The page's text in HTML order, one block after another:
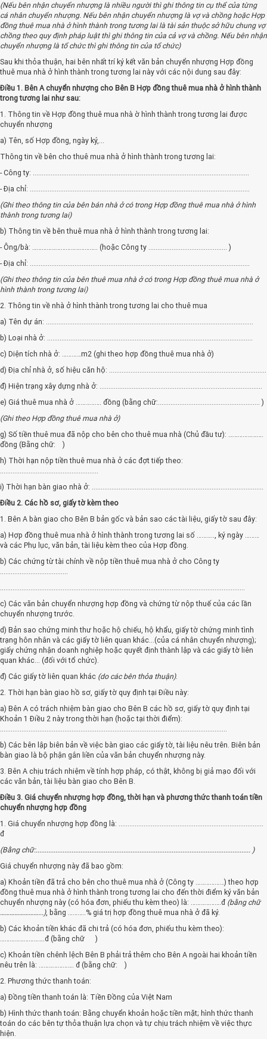
(Nếu bên nhận chuyển nhượng là nhiều người thì ghi thông tin cụ thể của từng
cá nhân chuyển nhượng. Nếu bên nhận chuyển nhượng là vợ và chồng hoặc Hợp
đồng thuê mua nhà ở hình thành trong tương lai là tài sản thuộc sở hữu chung vợ
chồng theo quy định pháp luật thì ghi thông tin của cả vợ và chồng. Nếu bên nhận
chuyển nhượng là tổ chức thì ghi thông tin của tổ chức)
Sau khi thỏa thuận, hai bên nhất trí ký kết văn bản chuyển nhượng Hợp đồng
thuê mua nhà ở hình thành trong tương lai này với các nội dung sau đây:
Điều 1. Bên A chuyển nhượng cho Bên B Hợp đồng thuê mua nhà ở hình thành
trong tương lai như sau:
1. Thông tin về Hợp đồng thuê mua nhà ờ hình thành trong tương lai được
chuyển nhượng
a) Tên, số Hợp đồng, ngày ký,...
Thông tin về bên cho thuê mua nhà ở hình thành trong tương lai:
- Công ty: .........................................................................................................................
- Địa chỉ: ...........................................................................................................................
(Ghi theo thông tin của bên bán nhà ở có trong Hợp đồng thuê mua nhà ở hình
thành trong tương lai)
b) Thông tin về bên thuê mua nhà ở hình thành trong tương lai:
- Ông/bà: ………………………………….. (hoặc Công ty ............................................ )
- Địa chỉ: ...........................................................................................................................
(Ghi theo thông tin của bên thuê mua nhà ở có trong Hợp đồng thuê mua nhà ở
hình thành trong tương lai)
2. Thông tin về nhà ở hình thành trong tương lai cho thuê mua
a) Tên dự án: ....................................................................................................................
b) Loại nhà ở: ...................................................................................................................
c) Diện tích nhà ở: …………m2 (ghi theo hợp đồng thuê mua nhà ở)
d) Địa chỉ nhà ở, số hiệu căn hộ: ........................................................................................
đ) Hiện trạng xây dựng nhà ở: ...........................................................................................
e) Giá thuê mua nhà ở ……………. đồng (bằng chữ:......................................................... )
(Ghi theo Hợp đồng thuê mua nhà ở)
g) Số tiền thuê mua đã nộp cho bên cho thuê mua nhà (Chủ đầu tư): ………………….
đồng (Bằng chữ: )
h) Thời hạn nộp tiền thuê mua nhà ở các đợt tiếp theo:
.......................................................
i) Thời hạn bàn giao nhà ở: ................................................................................................
Điều 2. Các hồ sơ, giấy tờ kèm theo
1. Bên A bàn giao cho Bên B bản gốc và bản sao các tài liệu, giấy tờ sau đây:
a) Hợp đồng thuê mua nhà ở hình thành trong tương lai số ……….., ký ngày ………
và các Phụ lục, văn bản, tài liệu kèm theo của Hợp đồng.
b) Các chứng từ tài chính về nộp tiền thuê mua nhà ở cho Công ty
......................................
.........................................................................................................................................
c) Các văn bản chuyển nhượng hợp đồng và chứng từ nộp thuế của các lần
chuyển nhượng trước.
d) Bản sao chứng minh thư hoặc hộ chiếu, hộ khẩu, giấy tờ chứng minh tình
trạng hôn nhân và các giấy tờ liên quan khác...(của cá nhân chuyển nhượng);
giấy chứng nhận doanh nghiệp hoặc quyết định thành lập và các giấy tờ liên
quan khác... (đối với tổ chức).
đ) Các giấy tờ liên quan khác (do các bên thỏa thuận).
2. Thời hạn bàn giao hồ sơ, giấy tờ quy định tại Điều này:
a) Bên A có trách nhiệm bàn giao cho Bên B các hồ sơ, giấy tờ quy định tại
Khoản 1 Điều 2 này trong thời hạn (hoặc tại thời điểm):
...............................................................................................................................
b) Các bên lập biên bản về việc bàn giao các giấy tờ, tài liệu nêu trên. Biên bản
bàn giao là bộ phận gắn liền của văn bản chuyển nhượng này.
3. Bên A chịu trách nhiệm về tính hợp pháp, có thật, không bị giả mạo đối với
các văn bản, tài liệu bàn giao cho Bên B.
Điều 3. Giá chuyển nhượng hợp đồng, thời hạn và phương thức thanh toán tiền
chuyển nhượng hợp đồng
1. Giá chuyển nhượng hợp đồng là: .................................................................................
đ
(Bằng chữ:........................................................................................................................ )
Giá chuyển nhượng này đã bao gồm:
a) Khoản tiền đã trả cho bên cho thuê mua nhà ở (Công ty ………………) theo hợp
đồng thuê mua nhà ở hình thành trong tương lai cho đến thời điểm ký văn bản
chuyển nhượng này (có hóa đơn, phiếu thu kèm theo) là: ……………….đ (bằng chữ
……………………...), bằng ………..% giá trị hợp đồng thuê mua nhà ở đã ký.
b) Các khoản tiền khác đã chi trả (có hóa đơn, phiếu thu kèm theo):
……………………….đ (bằng chữ )
c) Khoản tiền chênh lệch Bên B phải trả thêm cho Bên A ngoài hai khoản tiền
nêu trên là: …………………. đ (bằng chữ: )
2. Phương thức thanh toán:
a) Đồng tiền thanh toán là: Tiền Đồng của Việt Nam
b) Hình thức thanh toán: Bằng chuyển khoản hoặc tiền mặt; hình thức thanh
toán do các bên tự thỏa thuận lựa chọn và tự chịu trách nhiệm về việc thực
hiện.